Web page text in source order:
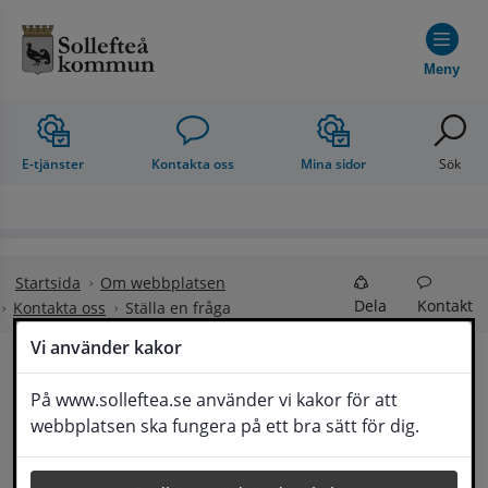
Vi använder kakor
På www.solleftea.se använder vi kakor för att
webbplatsen ska fungera på ett bra sätt för dig.
Meny
E-tjänster Kontakta oss Mina sidor Sök
Startsida
Om webbplatsen
Kontakta oss
Ställa en fråga Dela Kontakt
Ställa en fråga
Om din fråga är omfattande kan det bli aktuellt